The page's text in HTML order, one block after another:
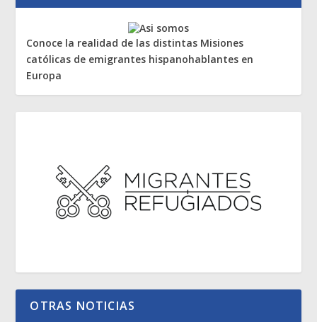
Conoce la realidad de las distintas Misiones
católicas de emigrantes hispanohablantes en
Europa
OTRAS NOTICIAS